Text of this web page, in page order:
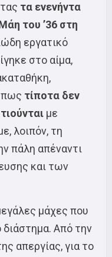
τα ενενήντα
του ’36 στη
εργατικό
στο αίμα,
πως τίποτα δεν
με
λοιπόν, τη
πάλη απέναντι
και των
μάχες που
Από την
απεργίας, για το